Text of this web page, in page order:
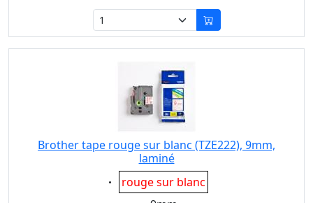
Brother tape rouge sur blanc (TZE222), 9mm,
laminé
Eigenschaft:
rouge sur blanc